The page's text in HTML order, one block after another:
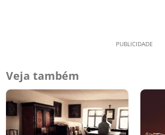
Veja também